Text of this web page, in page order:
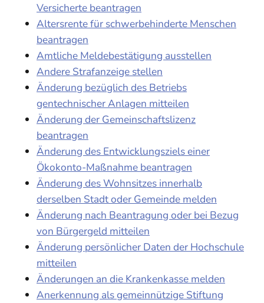
Versicherte beantragen
Altersrente für schwerbehinderte Menschen
beantragen
Amtliche Meldebestätigung ausstellen
Andere Strafanzeige stellen
Änderung bezüglich des Betriebs
gentechnischer Anlagen mitteilen
Änderung der Gemeinschaftslizenz
beantragen
Änderung des Entwicklungsziels einer
Ökokonto-Maßnahme beantragen
Änderung des Wohnsitzes innerhalb
derselben Stadt oder Gemeinde melden
Änderung nach Beantragung oder bei Bezug
von Bürgergeld mitteilen
Änderung persönlicher Daten der Hochschule
mitteilen
Änderungen an die Krankenkasse melden
Anerkennung als gemeinnützige Stiftung